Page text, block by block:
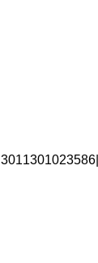
3011301023586